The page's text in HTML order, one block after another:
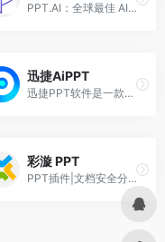
PPT.AI：全球最佳 AI PPT 制作工具。几分钟内将您的创意转化为专业的演示文稿，节省 95% 的创作时间。
迅捷AiPPT
迅捷PPT软件是一款高效实用的AI演示文稿制作工具，主打PPTAI生成
彩漩 PPT
PPT插件|文档安全分享平台